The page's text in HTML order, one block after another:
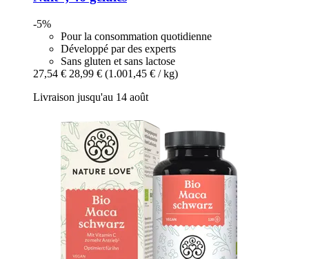
-5%
Pour la consommation quotidienne
Développé par des experts
Sans gluten et sans lactose
27,54 € 28,99 € (1.001,45 € / kg)
Livraison jusqu'au 14 août